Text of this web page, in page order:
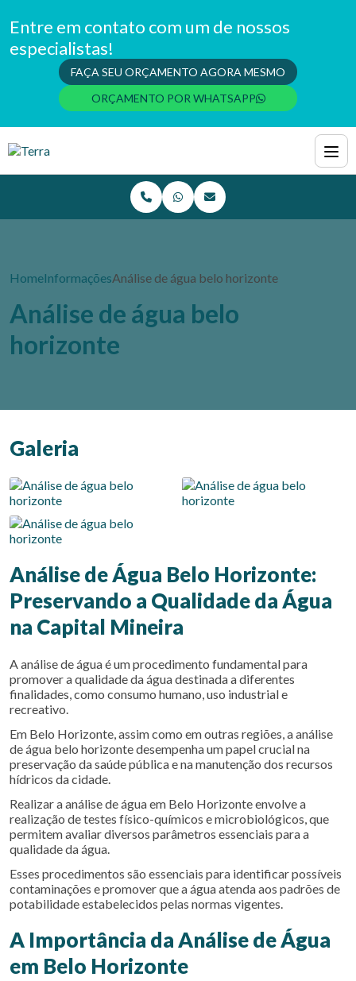
Entre em contato com um de nossos
especialistas!
FAÇA SEU ORÇAMENTO AGORA MESMO
ORÇAMENTO POR WHATSAPP
HomeInformaçõesAnálise de água belo horizonte
Análise de água belo
horizonte
Galeria
Análise de Água Belo Horizonte:
Preservando a Qualidade da Água
na Capital Mineira
A análise de água é um procedimento fundamental para
promover a qualidade da água destinada a diferentes
finalidades, como consumo humano, uso industrial e
recreativo.
Em Belo Horizonte, assim como em outras regiões, aanálise
de água belo horizontedesempenha um papel crucial na
preservação da saúde pública e na manutenção dos recursos
hídricos da cidade.
Realizar a análise de água em Belo Horizonte envolve a
realização de testes físico-químicos e microbiológicos, que
permitem avaliar diversos parâmetros essenciais para a
qualidade da água.
Esses procedimentos são essenciais para identificar possíveis
contaminações e promover que a água atenda aos padrões de
potabilidade estabelecidos pelas normas vigentes.
A Importância da Análise de Água
em Belo Horizonte